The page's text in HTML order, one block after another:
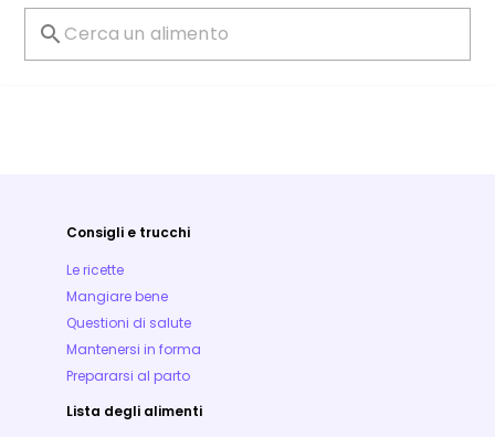
Consigli e trucchi
Le ricette
Mangiare bene
Questioni di salute
Mantenersi in forma
Prepararsi al parto
Lista degli alimenti